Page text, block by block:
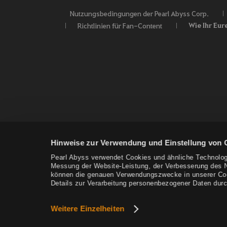
Hinweise zur Verwendung und Einstellung von
Pearl Abyss verwendet Cookies und ähnliche
Messung der Website-Leistung, der Verbesserung
können die genauen Verwendungszwecke in unserer
Details zur Verarbeitung personenbezogener Daten
Weitere Einzelheiten
Nutzungsbedingungen der Pearl Abyss Corp.
Richtlinien für Fan-Content
Wie Ihr